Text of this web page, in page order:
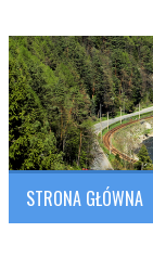
SITK RP
Polish Association
STRONA GŁÓWNA